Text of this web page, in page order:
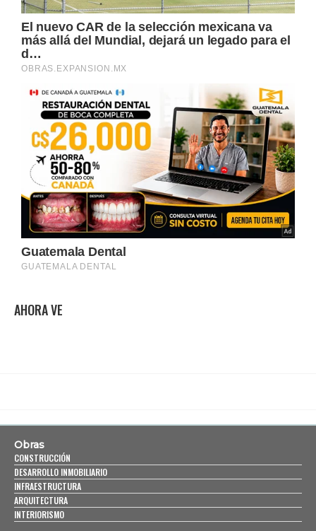
AHORA VE
Obras
CONSTRUCCIÓN
DESARROLLO INMOBILIARIO
INFRAESTRUCTURA
ARQUITECTURA
INTERIORISMO